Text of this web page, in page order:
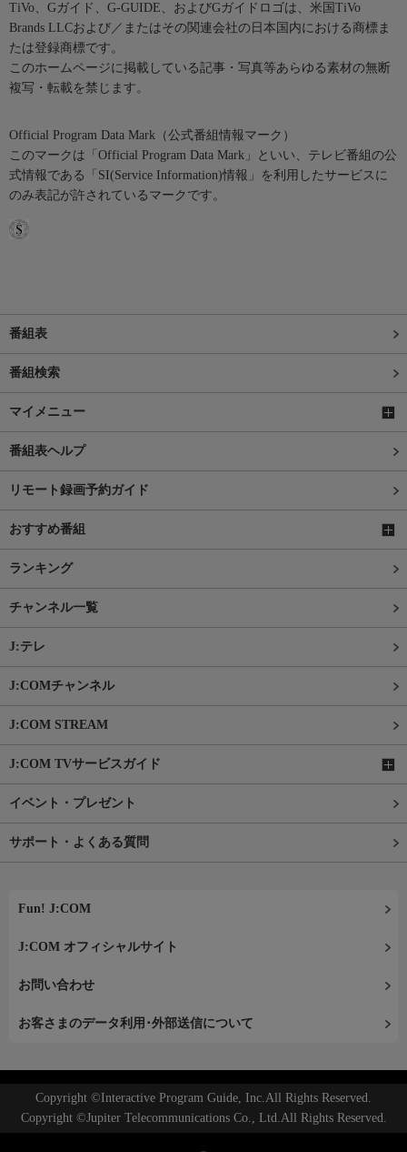
TiVo、Gガイド、G-GUIDE、およびGガイドロゴは、米国TiVo
Brands LLCおよび／またはその関連会社の日本国内における商標ま
たは登録商標です。
このホームページに掲載している記事・写真等あらゆる素材の無断
複写・転載を禁じます。
Official Program Data Mark（公式番組情報マーク）
このマークは「Official Program Data Mark」といい、テレビ番組の公
式情報である「SI(Service Information)情報」を利用したサービスに
のみ表記が許されているマークです。
番組表
番組検索
マイメニュー
番組表ヘルプ
リモート録画予約ガイド
おすすめ番組
ランキング
チャンネル一覧
J:テレ
J:COMチャンネル
J:COM STREAM
J:COM TVサービスガイド
イベント・プレゼント
サポート・よくある質問
Fun! J:COM
J:COM オフィシャルサイト
お問い合わせ
お客さまのデータ利用･外部送信について
Copyright ©Interactive Program Guide, Inc.All Rights Reserved.
Copyright ©Jupiter Telecommunications Co., Ltd.All Rights Reserved.